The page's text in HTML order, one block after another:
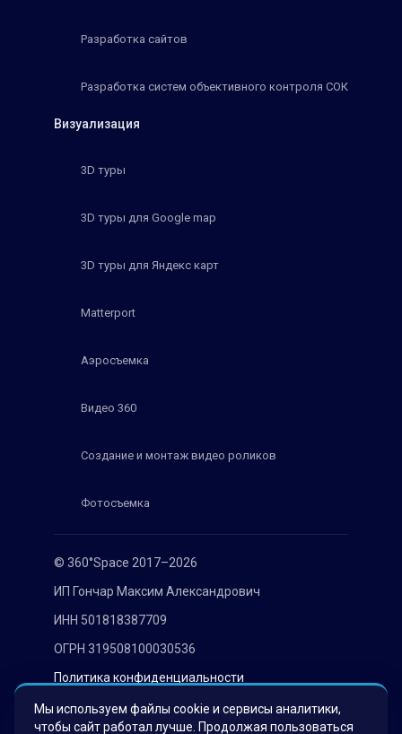
© 360°Space 2017–2026
ИП Гончар Максим Александрович
ИНН 501818387709
ОГРН 319508100030536
Политика конфиденциальности
Согласие на обработку персональных данных
Разработка сайтов
Разработка систем объективного контроля СОК
Визуализация
3D туры
3D туры для Google map
3D туры для Яндекс карт
Matterport
Аэросъемка
Видео 360
Создание и монтаж видео роликов
Фотосъемка
Мы используем файлы cookie и сервисы аналитики,
чтобы сайт работал лучше. Продолжая пользоваться